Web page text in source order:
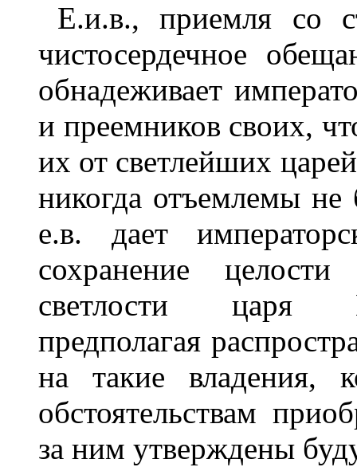
Е.и.в., приемля со
чистосердечное
обнадеживает
и преемников своих,
их от светлейших
никогда отъемлемы не
е.в. дает
сохранение
светлости царя
предполагая
на такие владения,
обстоятельствам
за ним утверждены